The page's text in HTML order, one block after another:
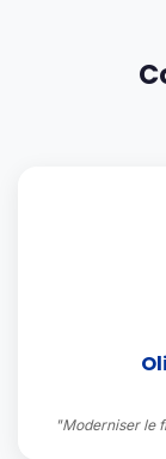
"Moderniser le